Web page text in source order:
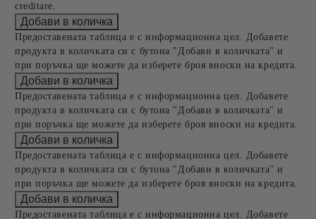
creditare.
Предоставената таблица е с информационна цел. Добавете
продукта в количката си с бутона "Добави в количката" и
при поръчка ще можете да изберете броя вноски на кредита.
Предоставената таблица е с информационна цел. Добавете
продукта в количката си с бутона "Добави в количката" и
при поръчка ще можете да изберете броя вноски на кредита.
Предоставената таблица е с информационна цел. Добавете
продукта в количката си с бутона "Добави в количката" и
при поръчка ще можете да изберете броя вноски на кредита.
Предоставената таблица е с информационна цел. Добавете